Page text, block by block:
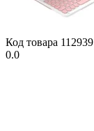
Код товара 112939
0.0